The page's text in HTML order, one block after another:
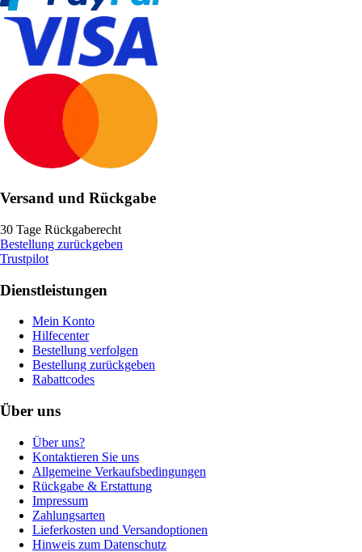
Versand und Rückgabe
30 Tage Rückgaberecht
Bestellung zurückgeben
Trustpilot
Dienstleistungen
Mein Konto
Hilfecenter
Bestellung verfolgen
Bestellung zurückgeben
Rabattcodes
Über uns
Über uns?
Kontaktieren Sie uns
Allgemeine Verkaufsbedingungen
Rückgabe & Erstattung
Impressum
Zahlungsarten
Lieferkosten und Versandoptionen
Hinweis zum Datenschutz